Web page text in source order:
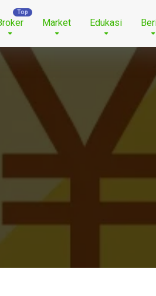
Market Edukasi